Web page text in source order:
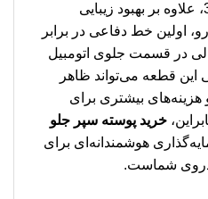
پوسته سپر جلو ام جی 350، علاوه بر بهبود زیبایی
اولین خط دفاعی در برابر
در قسمت جلوی اتومبیل
این قطعه می‌تواند ظاهر
هزینه‌های بیشتری برای
خرید پوسته سپر جلو
هوشمندانه‌ای برای
شماست.